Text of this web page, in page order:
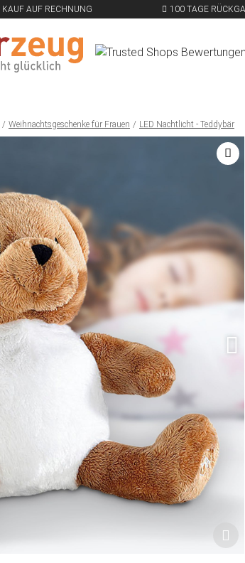
KAUF AUF RECHNUNG 100 TAGE
Weihnachtsgeschenke für Frauen LED Nachtlicht - Teddybär